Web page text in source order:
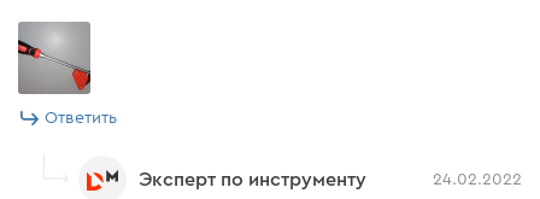
Ответить
Эксперт по инструменту 24.02.2022